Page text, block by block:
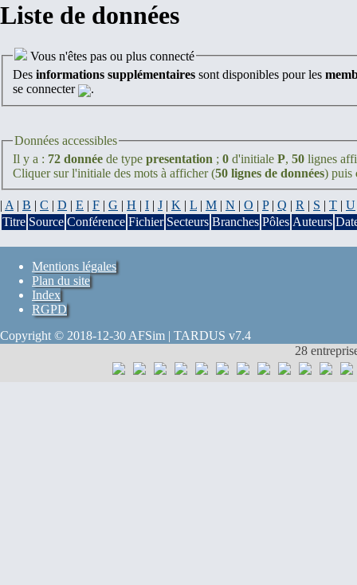
Liste de données
Vous n'êtes pas ou plus connecté
Des informations supplémentaires sont disponibles pour les
se connecter
.
Données accessibles
Il y a : 72 donnée de type presentation ; 0 d'initiale P, 50 lignes
Cliquer sur l'initiale des mots à afficher (50 lignes de données) puis
| A | B | C | D | E | F | G | H | I | J | K | L | M | N | O | P| Q | R | S | T | U
Titre Source Conférence Fichier Secteurs Branches Pôles Auteurs
Mentions légales
Plan du site
Index
RGPD
Copyright © 2018-12-30 AFSim | TARDUS v7.4
28